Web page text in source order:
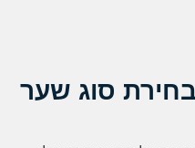
סוג שער